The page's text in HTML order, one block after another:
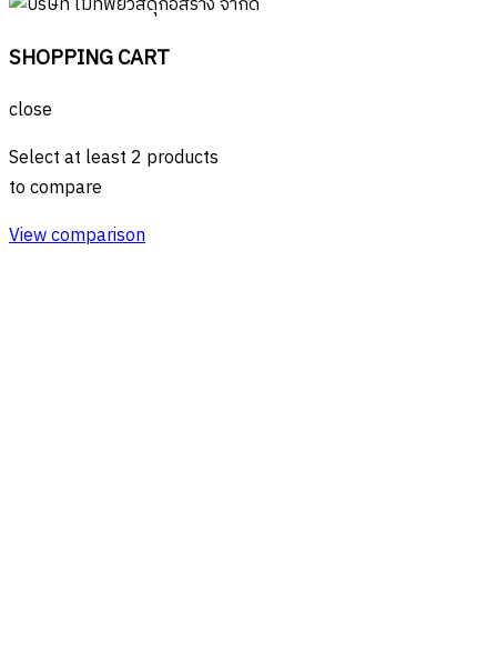
SHOPPING CART
close
Select at least 2 products
to compare
View comparison